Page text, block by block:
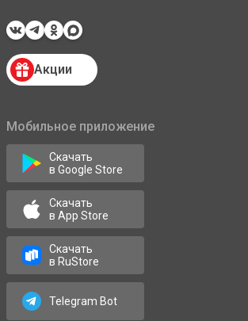
Акции
Мобильное приложение
Скачать
в Google Store
Скачать
в App Store
Скачать
в RuStore
Telegram Bot